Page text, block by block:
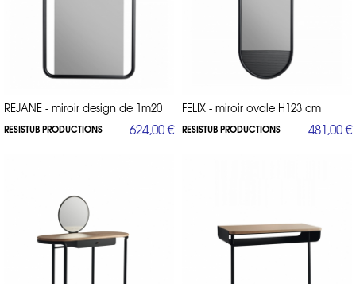
REJANE - miroir design de 1m20
RESISTUB PRODUCTIONS 624,00 €
FELIX - miroir ovale H123 cm
RESISTUB PRODUCTIONS 481,00 €